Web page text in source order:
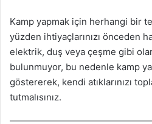
Kamp yapmak için herhangi bir
yüzden ihtiyaçlarınızı önceden
elektrik, duş veya çeşme gibi
bulunmuyor, bu nedenle kamp
göstererek, kendi atıklarınızı
tutmalısınız.